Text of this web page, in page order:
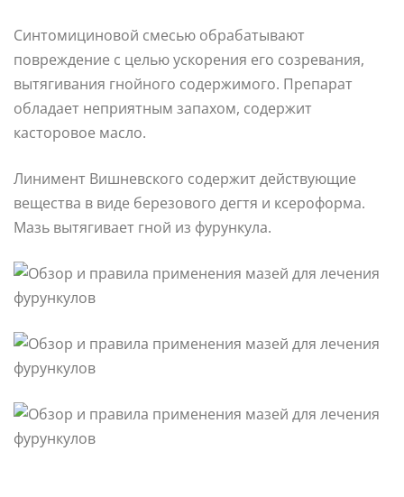
Синтомициновой смесью обрабатывают
повреждение с целью ускорения его созревания,
вытягивания гнойного содержимого. Препарат
обладает неприятным запахом, содержит
касторовое масло.
Линимент Вишневского содержит действующие
вещества в виде березового дегтя и ксероформа.
Мазь вытягивает гной из фурункула.